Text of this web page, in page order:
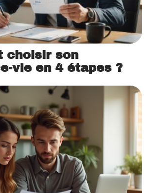
choisir son
vie en 4 étapes ?